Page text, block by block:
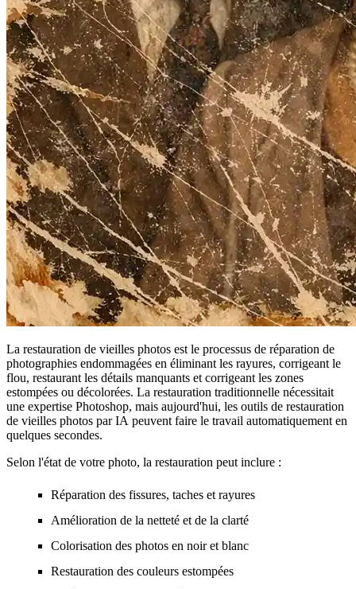
La restauration de vieilles photos est le processus de réparation de
photographies endommagées en éliminant les rayures, corrigeant le
flou, restaurant les détails manquants et corrigeant les zones
estompées ou décolorées. La restauration traditionnelle nécessitait
une expertise Photoshop, mais aujourd'hui, les outils de restauration
de vieilles photos par IA peuvent faire le travail automatiquement en
quelques secondes.
Selon l'état de votre photo, la restauration peut inclure :
Réparation des fissures, taches et rayures
Amélioration de la netteté et de la clarté
Colorisation des photos en noir et blanc
Restauration des couleurs estompées